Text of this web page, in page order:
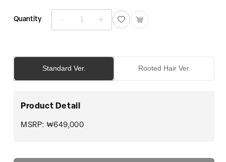
Quantity
Scarface
(Standard
수
량
줄
Scarface
(Standard
수
늘
Standard Ver. Rooted Hair Ver.
Product Detail
MSRP: ₩649,000